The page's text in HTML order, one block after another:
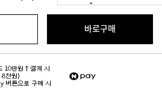
바로구매